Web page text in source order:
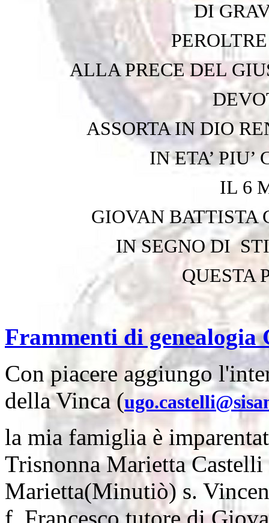
DI
ALLA PRECE DEL
ASSORTA IN DIO
IN ETA’ PIU’
IL 6
GIOVAN
IN SEGNO DI
QUESTA
Frammenti di
Con piacere aggiungo
della Vinca (
la mia famiglia è
Trisnonna Marietta
Marietta(Minutiò) s.